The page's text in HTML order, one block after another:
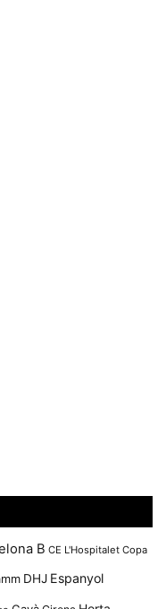
B CE L'Hospitalet Copa
DHJ Espanyol